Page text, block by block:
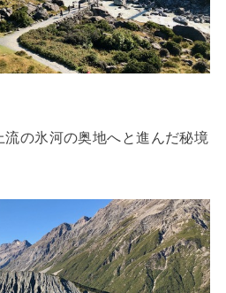
の氷河の奥地へと進んだ秘境